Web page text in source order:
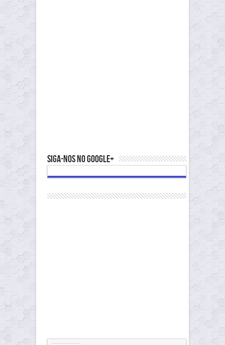
Siga-nos no Google+